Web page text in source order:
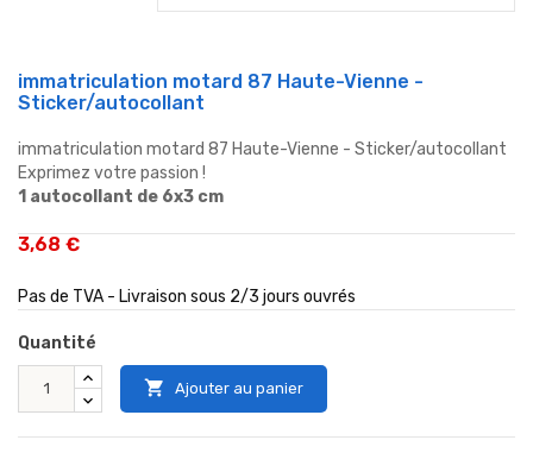
immatriculation motard 87 Haute-Vienne -
Sticker/autocollant
immatriculation motard 87 Haute-Vienne - Sticker/autocollant
Exprimez votre passion !
1 autocollant de 6x3 cm
3,68 €
Pas de TVA - Livraison sous 2/3 jours ouvrés
Quantité
 Ajouter au panier